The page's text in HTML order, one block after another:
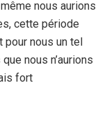
nous aurions
cette période
nous un tel
nous n’aurions
fort